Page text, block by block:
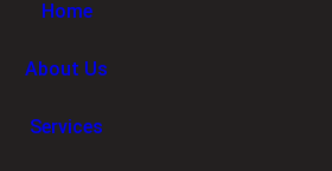
Home
About Us
Services